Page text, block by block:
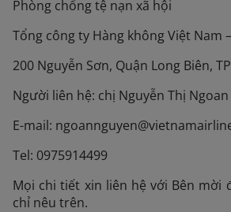
Phòng chống tệ nạn xã hội
Tổng công ty Hàng không Việt Nam –
200 Nguyễn Sơn, Quận Long Biên,
Người liên hệ: chị Nguyễn Thị Ngoan
E-mail:
Tel: 0975914499
Mọi chi tiết xin liên hệ với Bên mời
chỉ nêu trên.